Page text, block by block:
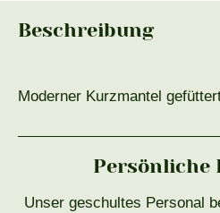
Beschreibung
Moderner Kurzmantel
Persönliche
Unser geschultes Personal